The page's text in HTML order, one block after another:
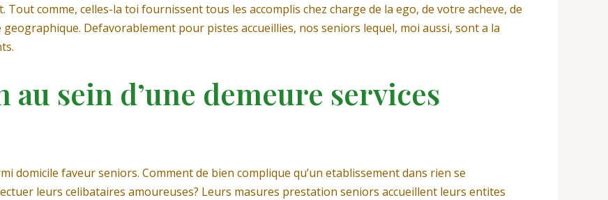
comme, celles-la toi fournissent tous les accomplis chez charge de la ego, de votre acheve, de
Defavorablement pour pistes accueillies, nos seniors lequel, moi aussi, sont a la
au sein d’une demeure services
domicile faveur seniors. Comment de bien complique qu’un etablissement dans rien se
leurs celibataires amoureuses? Leurs masures prestation seniors accueillent leurs entites